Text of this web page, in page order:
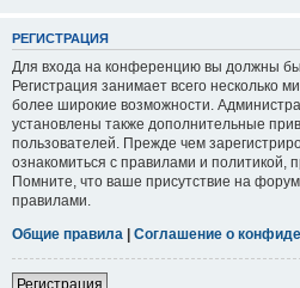
РЕГИСТРАЦИЯ
Для входа на конференцию вы должны
Регистрация занимает всего несколько
более широкие возможности.
установлены также дополнительные
пользователей. Прежде чем
ознакомиться с правилами и политикой,
Помните, что ваше присутствие на
правилами.
Общие правила | Соглашение о
Регистрация